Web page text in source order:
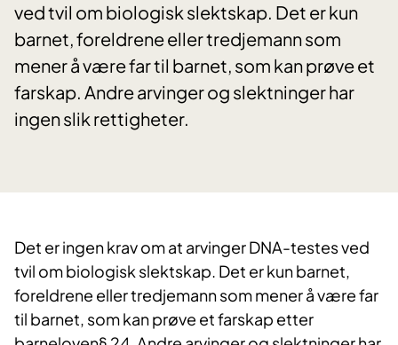
ved tvil om biologisk slektskap. Det er kun
barnet, foreldrene eller tredjemann som
mener å være far til barnet, som kan prøve et
farskap. Andre arvinger og slektninger har
ingen slik rettigheter.
​Det er ingen krav om at arvinger DNA-testes ved
tvil om biologisk slektskap. Det er kun barnet,
foreldrene eller tredjemann som mener å være far
til barnet, som kan prøve et farskap etter